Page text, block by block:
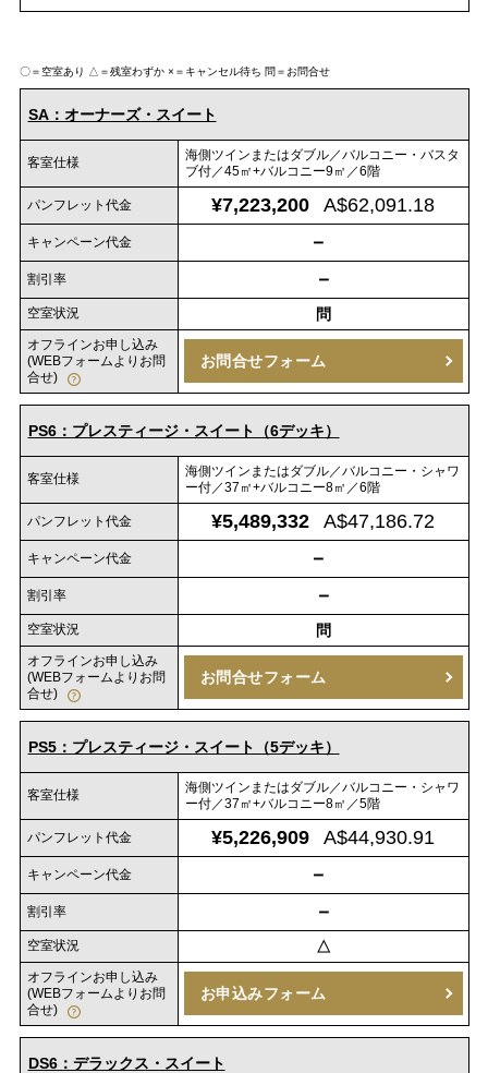
〇＝空室あり △＝残室わずか ×＝キャンセル待ち 問＝お問合せ
SA：オーナーズ・スイート
客室仕様
海側ツインまたはダブル／バルコニー・バスタ
ブ付／45㎡+バルコニー9㎡／6階
パンフレット代金 ¥7,223,200 A$62,091.18
キャンペーン代金 －
割引率 －
空室状況 問
オフラインお申し込み
(WEBフォームよりお問
合せ)
お問合せフォーム
PS6：プレスティージ・スイート（6デッキ）
客室仕様
海側ツインまたはダブル／バルコニー・シャワ
ー付／37㎡+バルコニー8㎡／6階
パンフレット代金 ¥5,489,332 A$47,186.72
キャンペーン代金 －
割引率 －
空室状況 問
オフラインお申し込み
(WEBフォームよりお問
合せ)
お問合せフォーム
PS5：プレスティージ・スイート（5デッキ）
客室仕様
海側ツインまたはダブル／バルコニー・シャワ
ー付／37㎡+バルコニー8㎡／5階
パンフレット代金 ¥5,226,909 A$44,930.91
キャンペーン代金 －
割引率 －
空室状況 △
オフラインお申し込み
(WEBフォームよりお問
合せ)
お申込みフォーム
DS6：デラックス・スイート